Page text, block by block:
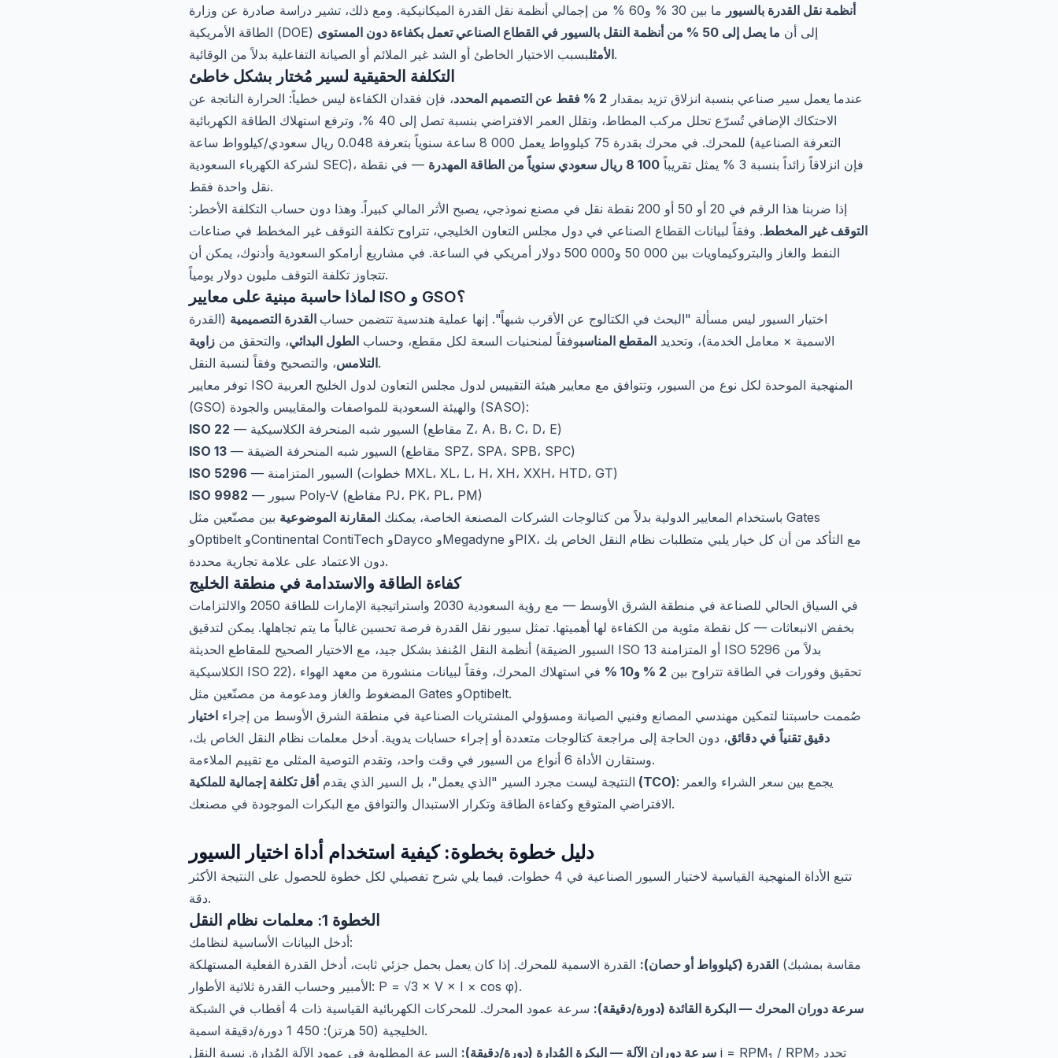
أنظمة نقل القدرة بالسيور
ما بين 30 % و60 % من إجمالي أنظمة نقل القدرة الميكانيكية. ومع ذلك، تشير دراسة صادرة عن وزارة
الطاقة الأمريكية (DOE) إلى أن
ما يصل إلى 50 % من أنظمة النقل بالسيور في القطاع الصناعي تعمل بكفاءة دون المستوى
الأمثلبسبب الاختيار الخاطئ أو الشد غير الملائم أو الصيانة التفاعلية بدلاً من الوقائية.
التكلفة الحقيقية لسير مُختار بشكل خاطئ
عندما يعمل سير صناعي بنسبة انزلاق تزيد بمقدار 2 % فقط عن التصميم المحدد
، فإن فقدان الكفاءة ليس خطياً: الحرارة الناتجة عن
الاحتكاك الإضافي تُسرّع تحلل مركب المطاط، وتقلل العمر الافتراضي بنسبة تصل إلى 40 %، وترفع استهلاك الطاقة الكهربائية
للمحرك. في محرك بقدرة 75 كيلوواط يعمل 8 000 ساعة سنوياً بتعرفة 0.048 ريال سعودي/كيلوواط ساعة (التعرفة الصناعية
لشركة الكهرباء السعودية SEC)، فإن انزلاقاً زائداً بنسبة 3 % يمثل تقريباً
8 100 ريال سعودي سنوياً من الطاقة المهدرة
— في نقطة
نقل واحدة فقط.
إذا ضربنا هذا الرقم في 20 أو 50 أو 200 نقطة نقل في مصنع نموذجي، يصبح الأثر المالي كبيراً. وهذا دون حساب التكلفة الأخطر:
التوقف غير المخطط. وفقاً لبيانات القطاع الصناعي في دول مجلس التعاون الخليجي، تتراوح تكلفة التوقف غير المخطط في صناعات
النفط والغاز والبتروكيماويات بين 50 000 و500 000 دولار أمريكي في الساعة. في مشاريع أرامكو السعودية وأدنوك، يمكن أن
تتجاوز تكلفة التوقف مليون دولار يومياً.
لماذا حاسبة مبنية على معايير ISO و GSO؟
اختيار السيور ليس مسألة "البحث في الكتالوج عن الأقرب شبهاً". إنها عملية هندسية تتضمن حساب القدرة التصميمية (القدرة
الاسمية × معامل الخدمة)، وتحديد المقطع المناسبوفقاً لمنحنيات السعة لكل مقطع، وحساب الطول البدائي، والتحقق من زاوية
التلامس، والتصحيح وفقاً لنسبة النقل.
توفر معايير ISO المنهجية الموحدة لكل نوع من السيور، وتتوافق مع معايير هيئة التقييس لدول مجلس التعاون لدول الخليج العربية
(GSO) والهيئة السعودية للمواصفات والمقاييس والجودة (SASO):
ISO 22
— السيور شبه المنحرفة الكلاسيكية (مقاطع Z، A، B، C، D، E)
ISO 13
— السيور شبه المنحرفة الضيقة (مقاطع SPZ، SPA، SPB، SPC)
ISO 5296
— السيور المتزامنة (خطوات MXL، XL، L، H، XH، XXH، HTD، GT)
ISO 9982
— سيور Poly-V (مقاطع PJ، PK، PL، PM)
باستخدام المعايير الدولية بدلاً من كتالوجات الشركات المصنعة الخاصة، يمكنك المقارنة الموضوعية بين مصنّعين مثل Gates
وOptibelt وContinental ContiTech وDayco وMegadyne وPIX، مع التأكد من أن كل خيار يلبي متطلبات نظام النقل الخاص بك
دون الاعتماد على علامة تجارية محددة.
كفاءة الطاقة والاستدامة في منطقة الخليج
في السياق الحالي للصناعة في منطقة الشرق الأوسط — مع رؤية السعودية 2030 واستراتيجية الإمارات للطاقة 2050 والالتزامات
بخفض الانبعاثات — كل نقطة مئوية من الكفاءة لها أهميتها. تمثل سيور نقل القدرة فرصة تحسين غالباً ما يتم تجاهلها. يمكن لتدقيق
أنظمة النقل المُنفذ بشكل جيد، مع الاختيار الصحيح للمقاطع الحديثة (السيور الضيقة ISO 13 أو المتزامنة ISO 5296 بدلاً من
الكلاسيكية ISO 22)، تحقيق وفورات في الطاقة تتراوح بين 2 % و10 %
في استهلاك المحرك، وفقاً لبيانات منشورة من معهد الهواء
المضغوط والغاز ومدعومة من مصنّعين مثل Gates وOptibelt.
صُممت حاسبتنا لتمكين مهندسي المصانع وفنيي الصيانة ومسؤولي المشتريات الصناعية في منطقة الشرق الأوسط من إجراء اختيار
دقيق تقنياً في دقائق، دون الحاجة إلى مراجعة كتالوجات متعددة أو إجراء حسابات يدوية. أدخل معلمات نظام النقل الخاص بك،
وستقارن الأداة 6 أنواع من السيور في وقت واحد، وتقدم التوصية المثلى مع تقييم الملاءمة.
النتيجة ليست مجرد السير "الذي يعمل"، بل السير الذي يقدم أقل تكلفة إجمالية للملكية (TCO): يجمع بين سعر الشراء والعمر
الافتراضي المتوقع وكفاءة الطاقة وتكرار الاستبدال والتوافق مع البكرات الموجودة في مصنعك.
دليل خطوة بخطوة: كيفية استخدام أداة اختيار السيور
تتبع الأداة المنهجية القياسية لاختيار السيور الصناعية في 4 خطوات. فيما يلي شرح تفصيلي لكل خطوة للحصول على النتيجة الأكثر
دقة.
الخطوة 1: معلمات نظام النقل
أدخل البيانات الأساسية لنظامك:
القدرة (كيلوواط أو حصان): القدرة الاسمية للمحرك. إذا كان يعمل بحمل جزئي ثابت، أدخل القدرة الفعلية المستهلكة (مقاسة بمشبك
الأمبير وحساب القدرة ثلاثية الأطوار: P = √3 × V × I × cos φ).
سرعة دوران المحرك — البكرة القائدة (دورة/دقيقة):
سرعة عمود المحرك. للمحركات الكهربائية القياسية ذات 4 أقطاب في الشبكة
الخليجية (50 هرتز): 1 450 دورة/دقيقة اسمية.
سرعة دوران الآلة — البكرة المُدارة (دورة/دقيقة): السرعة المطلوبة في عمود الآلة المُدارة. نسبة النقل i = RPM₁ / RPM₂ تحدد